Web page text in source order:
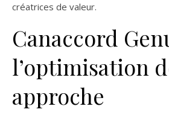
créatrices de valeur.
Canaccord
l’optimisation
approche